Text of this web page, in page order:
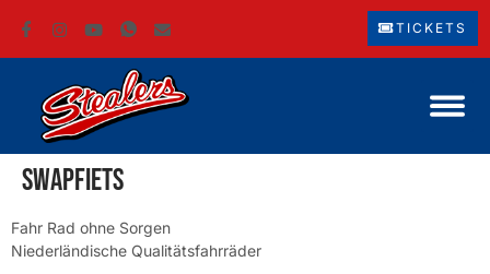
TICKETS
Swapfiets
Fahr Rad ohne Sorgen
Niederländische Qualitätsfahrräder